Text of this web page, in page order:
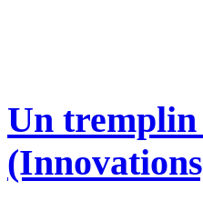
Un tremplin